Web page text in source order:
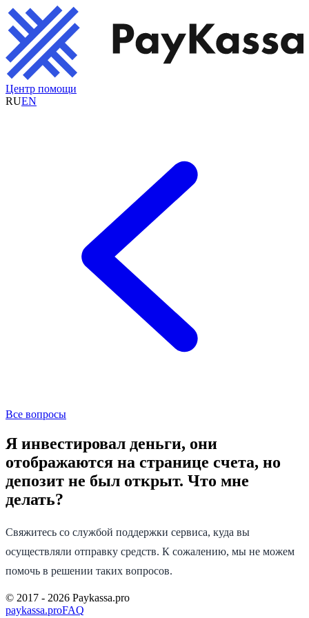
Центр помощи
RUEN
Все вопросы
Я инвестировал деньги, они
отображаются на странице счета, но
депозит не был открыт. Что мне
делать?
Свяжитесь со службой поддержки сервиса, куда вы
осуществляли отправку средств. К сожалению, мы не можем
помочь в решении таких вопросов.
© 2017 - 2026 Paykassa.pro
paykassa.proFAQ